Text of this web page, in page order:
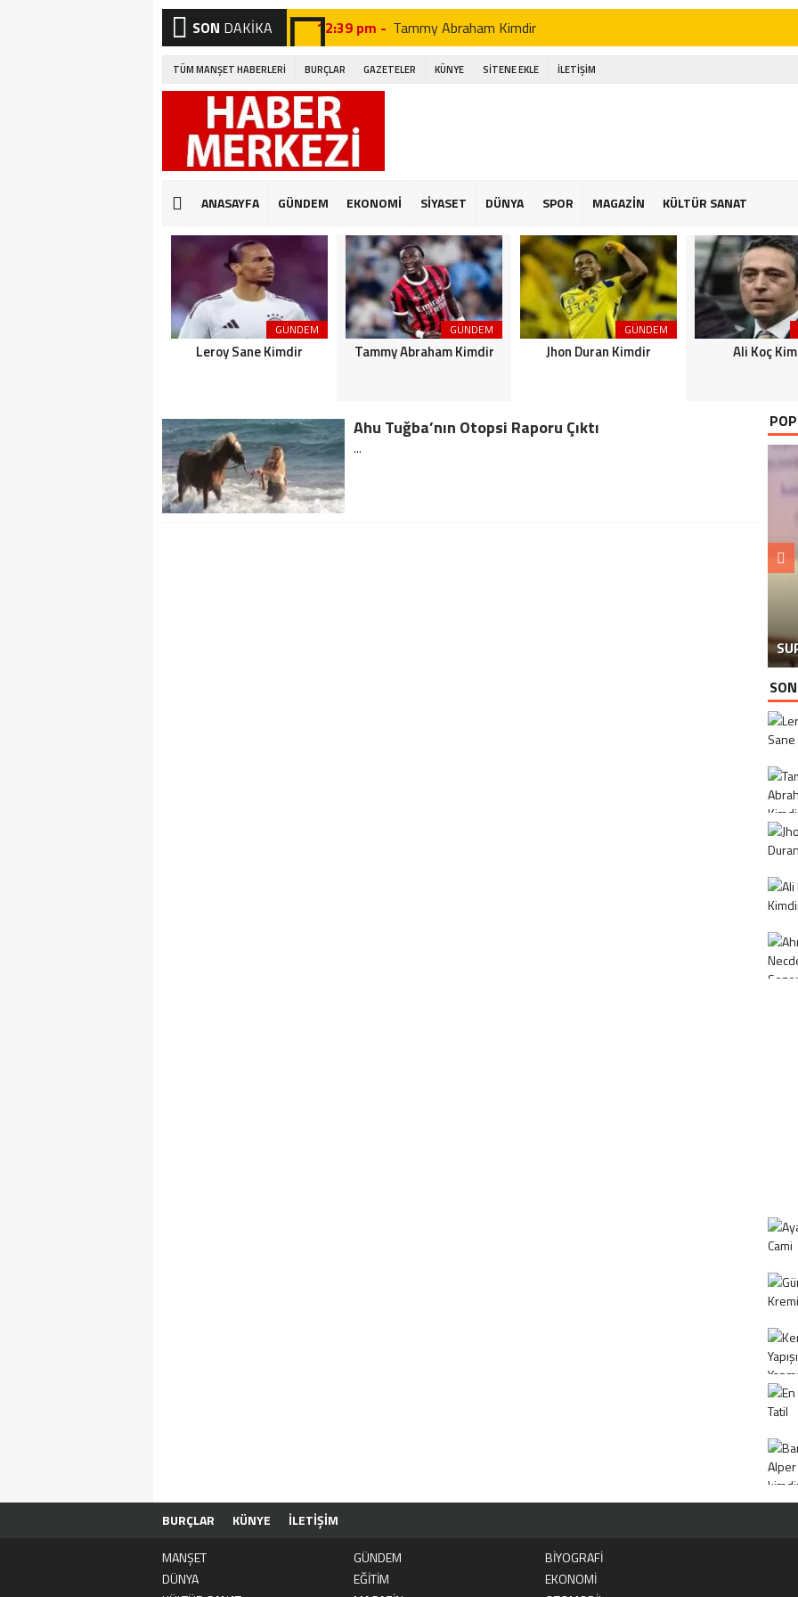
SON DAKİKA 12:39 pm - Tammy Abraham Kimdir
12:27 pm - Jhon Duran Kimdir
12:46 pm -
12:19 pm -
12:09 pm -
12:41 pm - Güneş Kremi Tercihi
12:32 pm - Kene Yapışırsa Ne Yapmalıyım
12:04 pm - En Ucuz Tatil
TÜM MANŞET HABERLERİ BURÇLAR GAZETELER KÜNYE SİTENE EKLE İLETİŞİM
ANASAYFA GÜNDEM EKONOMİ SİYASET DÜNYA SPOR MAGAZİN KÜLTÜR SANAT
GÜNDEM
Leroy Sane Kimdir
GÜNDEM
Tammy Abraham Kimdir
GÜNDEM
Jhon Duran Kimdir Ali Koç
Ahu Tuğba’nın Otopsi Raporu Çıktı
...
BURÇLAR KÜNYE
İLETİŞİM
MANŞET
GÜNDEM
BİYOGRAFİ
DÜNYA
EĞİTİM
EKONOMİ